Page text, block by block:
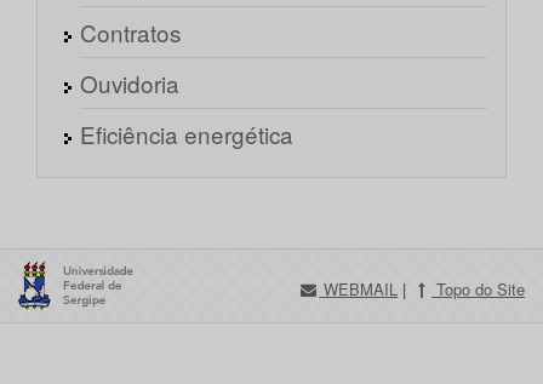
Contratos
Ouvidoria
Eficiência energética
WEBMAIL | Topo do Site